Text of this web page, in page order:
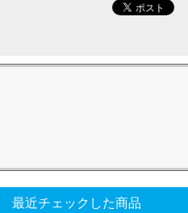
最近チェックした商品